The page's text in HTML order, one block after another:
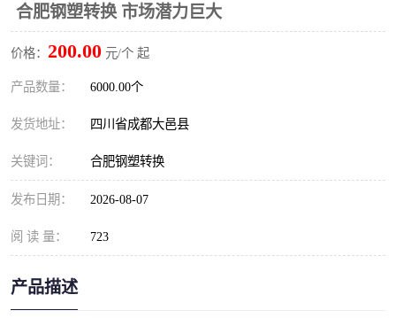
合肥钢塑转换 市场潜力巨大
价格： 200.00 元/个 起
产品数量： 6000.00个
发货地址： 四川省成都大邑县
关键词： 合肥钢塑转换
发布日期： 2026-08-07
阅 读 量： 723
产品描述